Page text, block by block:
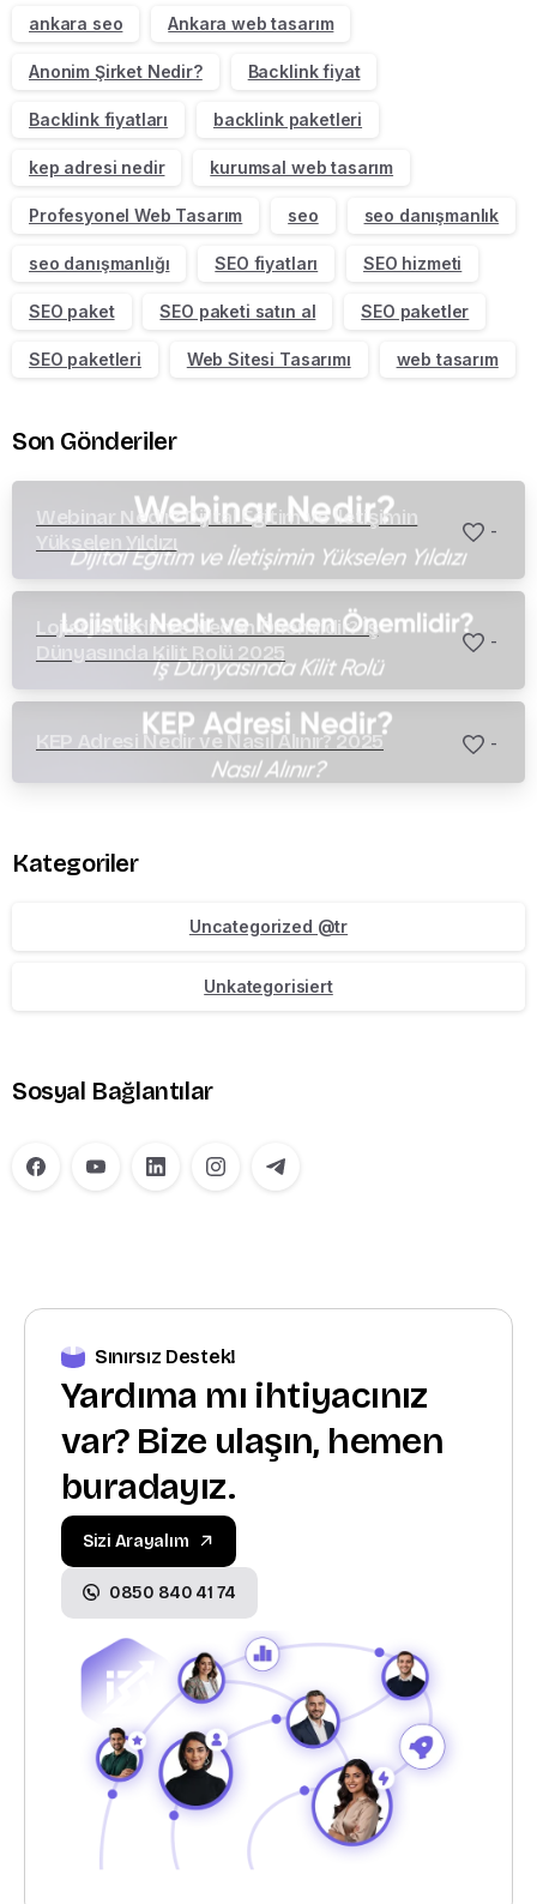
ankara seo Ankara web tasarım
Anonim Şirket Nedir? Backlink fiyat
Backlink fiyatları backlink paketleri
kep adresi nedir kurumsal web tasarım
Profesyonel Web Tasarım seo seo danışmanlık
seo danışmanlığı SEO fiyatları SEO hizmeti
SEO paket SEO paketi satın al SEO paketler
SEO paketleri Web Sitesi Tasarımı web tasarım
Son Gönderiler
Webinar Nedir? Dijital Eğitim ve İletişimin
Yükselen Yıldızı
-
Lojistik Nedir ve Neden Önemlidir? İş
Dünyasında Kilit Rolü 2025
-
KEP Adresi Nedir ve Nasıl Alınır? 2025 -
Kategoriler
Uncategorized @tr
Unkategorisiert
Sosyal Bağlantılar
Sınırsız Destek!
Yardıma mı ihtiyacınız
var? Bize ulaşın, hemen
buradayız.
Sizi Arayalım
0850 840 41 74